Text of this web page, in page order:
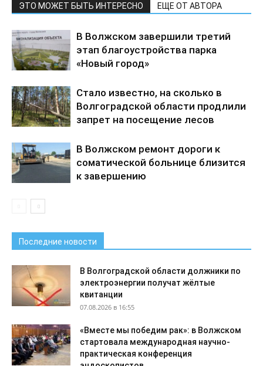
ЭТО МОЖЕТ БЫТЬ ИНТЕРЕСНО ЕЩЕ ОТ АВТОРА
В Волжском завершили третий
этап благоустройства парка
«Новый город»
Стало известно, на сколько в
Волгоградской области продлили
запрет на посещение лесов
В Волжском ремонт дороги к
соматической больнице близится
к завершению
Последние новости
В Волгоградской области должники по
электроэнергии получат жёлтые
квитанции
07.08.2026 в 16:55
«Вместе мы победим рак»: в Волжском
стартовала международная научно-
практическая конференция